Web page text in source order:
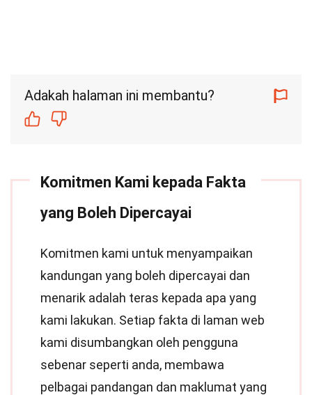
Adakah halaman ini membantu?
Komitmen Kami kepada Fakta
yang Boleh Dipercayai
Komitmen kami untuk menyampaikan
kandungan yang boleh dipercayai dan
menarik adalah teras kepada apa yang
kami lakukan. Setiap fakta di laman web
kami disumbangkan oleh pengguna
sebenar seperti anda, membawa
pelbagai pandangan dan maklumat yang